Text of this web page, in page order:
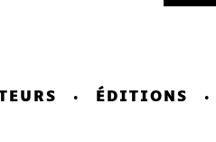
ÉDITIONS